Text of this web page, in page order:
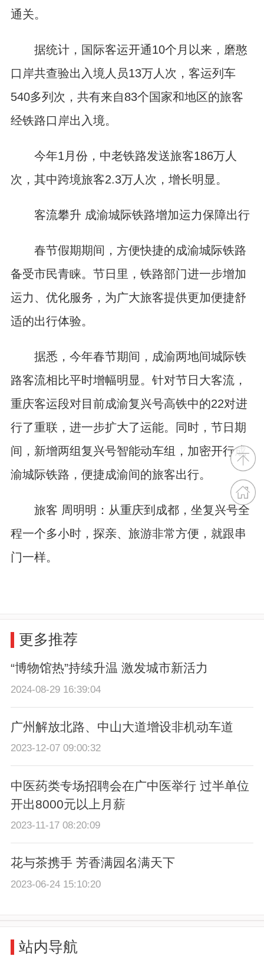
通关。
据统计，国际客运开通10个月以来，磨憨
口岸共查验出入境人员13万人次，客运列车
540多列次，共有来自83个国家和地区的旅客
经铁路口岸出入境。
今年1月份，中老铁路发送旅客186万人
次，其中跨境旅客2.3万人次，增长明显。
客流攀升 成渝城际铁路增加运力保障出行
春节假期期间，方便快捷的成渝城际铁路
备受市民青睐。节日里，铁路部门进一步增加
运力、优化服务，为广大旅客提供更加便捷舒
适的出行体验。
据悉，今年春节期间，成渝两地间城际铁
路客流相比平时增幅明显。针对节日大客流，
重庆客运段对目前成渝复兴号高铁中的22对进
行了重联，进一步扩大了运能。同时，节日期
间，新增两组复兴号智能动车组，加密开行成
渝城际铁路，便捷成渝间的旅客出行。
旅客 周明明：从重庆到成都，坐复兴号全
程一个多小时，探亲、旅游非常方便，就跟串
门一样。
更多推荐
“博物馆热”持续升温 激发城市新活力
2024-08-29 16:39:04
广州解放北路、中山大道增设非机动车道
2023-12-07 09:00:32
中医药类专场招聘会在广中医举行 过半单位
开出8000元以上月薪
2023-11-17 08:20:09
花与茶携手 芳香满园名满天下
2023-06-24 15:10:20
站内导航